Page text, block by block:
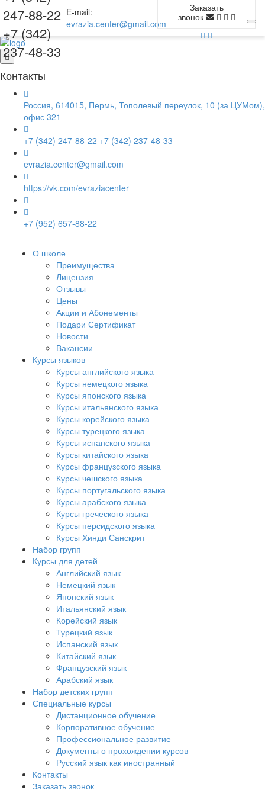
247-88-22
+7 (342)
237-48-33
E-mail:
evrazia.center@gmail.com
Заказать
звонок
Контакты
Россия, 614015, Пермь, Тополевый переулок, 10 (за ЦУМом),
офис 321
+7 (342) 247-88-22 +7 (342) 237-48-33
evrazia.center@gmail.com
https://vk.com/evraziacenter
+7 (952) 657-88-22
О школе
Преимущества
Лицензия
Отзывы
Цены
Акции и Абонементы
Подари Сертификат
Новости
Вакансии
Курсы языков
Курсы английского языка
Курсы немецкого языка
Курсы японского языка
Курсы итальянского языка
Курсы корейского языка
Курсы турецкого языка
Курсы испанского языка
Курсы китайского языка
Курсы французского языка
Курсы чешского языка
Курсы португальского языка
Курсы арабского языка
Курсы греческого языка
Курсы персидского языка
Курсы Хинди Санскрит
Набор групп
Курсы для детей
Английский язык
Немецкий язык
Японский язык
Итальянский язык
Корейский язык
Турецкий язык
Испанский язык
Китайский язык
Французский язык
Арабский язык
Набор детских групп
Специальные курсы
Дистанционное обучение
Корпоративное обучение
Профессиональное развитие
Документы о прохождении курсов
Русский язык как иностранный
Контакты
Заказать звонок